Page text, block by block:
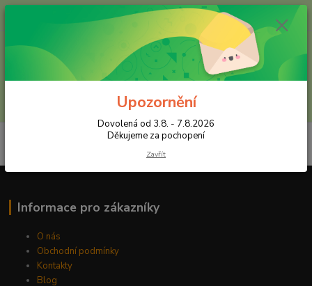
(Po-Pá, 8:30-16 hod.)
Informace pro zákazníky
O nás
Obchodní podmínky
Kontakty
Blog
Upozornění
Dovolená od 3.8. - 7.8.2026
Děkujeme za pochopení
Zavřít